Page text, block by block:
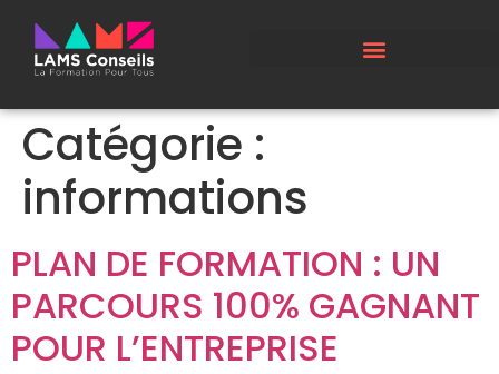
Catégorie :
informations
PLAN DE FORMATION : UN
PARCOURS 100% GAGNANT
POUR L’ENTREPRISE